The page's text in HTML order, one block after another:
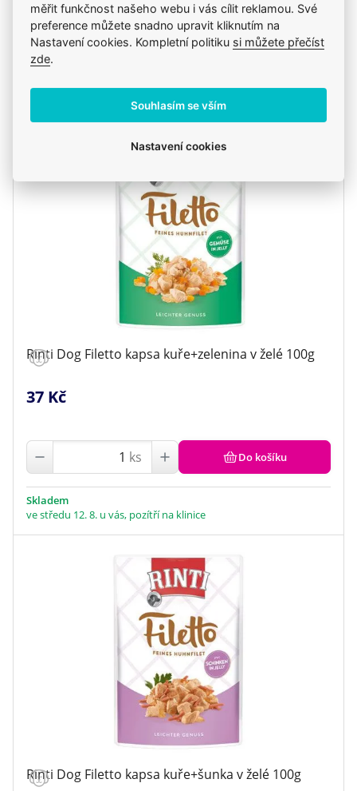
ks Do košíku
ve středu 12. 8. u vás, pozítří na klinice
Rinti Dog Filetto kapsa kuře+zelenina v želé 100g
37 Kč
ks Do košíku
Skladem
ve středu 12. 8. u vás, pozítří na klinice
Rinti Dog Filetto kapsa kuře+šunka v želé 100g
měřit funkčnost našeho webu i vás cílit reklamou. Své
preference můžete snadno upravit kliknutím na
Nastavení cookies. Kompletní politiku si můžete přečíst
zde.
Souhlasím se vším
Nastavení cookies